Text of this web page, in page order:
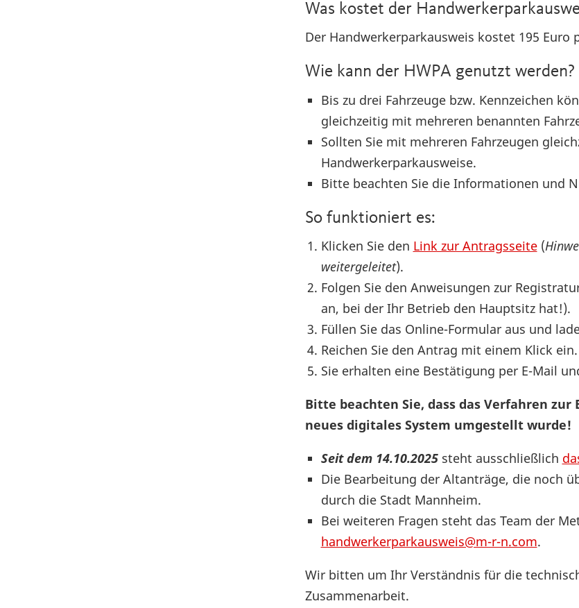
Was kostet der
Der Handwerkerparkausweis kostet 195 Euro
Wie kann der HWPA genutzt werden?
Bis zu drei Fahrzeuge bzw. Kennzeichen
gleichzeitig mit mehreren benannten
Sollten Sie mit mehreren Fahrzeugen
Handwerkerparkausweise.
Bitte beachten Sie die Informationen und
So funktioniert es:
Klicken Sie den Link zur Antragsseite(
weitergeleitet).
Folgen Sie den Anweisungen zur
an, bei der Ihr Betrieb den Hauptsitz hat!).
Füllen Sie das Online-Formular aus und
Reichen Sie den Antrag mit einem Klick ein.
Sie erhalten eine Bestätigung per E-Mail
Bitte beachten Sie, dass das Verfahren
neues digitales System umgestellt wurde!
Seit dem 14.10.2025steht ausschließlich
Die Bearbeitung der Altanträge, die noch
durch die Stadt Mannheim.
Bei weiteren Fragen steht das Team der
handwerkerparkausweis@m-r-n.com.
Wir bitten um Ihr Verständnis für die
Zusammenarbeit.